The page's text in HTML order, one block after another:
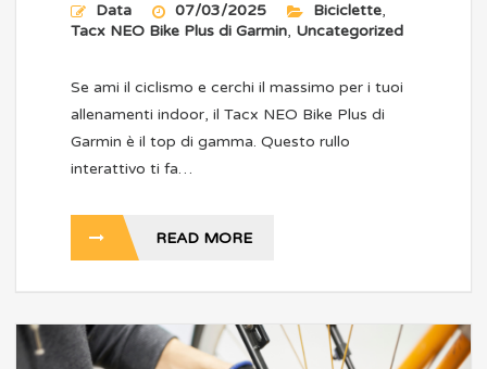
Data 07/03/2025 Biciclette,
Tacx NEO Bike Plus di Garmin, Uncategorized
Se ami il ciclismo e cerchi il massimo per i tuoi
allenamenti indoor, il Tacx NEO Bike Plus di
Garmin è il top di gamma. Questo rullo
interattivo ti fa…
READ MORE